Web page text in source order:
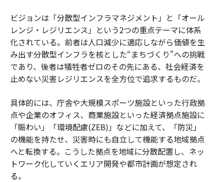
ビジョンは「分散型インフラマネジメント」と「オール
レンジ・レジリエンス」という2つの重点テーマに体系
化されている。前者は人口減少に適応しながら価値を生
み出す分散型インフラを核とした“まちづくり”への挑戦
であり、後者は犠牲者ゼロのその先にある、社会経済を
止めない災害レジリエンスを全方位で追求するものだ。
具体的には、庁舎や大規模スポーツ施設といった行政拠
点や企業のオフィス、商業施設といった経済拠点施設に
「賑わい」「環境配慮(ZEB)」などに加えて、「防災」
の機能を持たせ、災害時にも自立して機能する地域拠点
へと転換する。こうした拠点を地域に分散配置し、ネッ
トワーク化していくエリア開発や都市計画が想定され
る。